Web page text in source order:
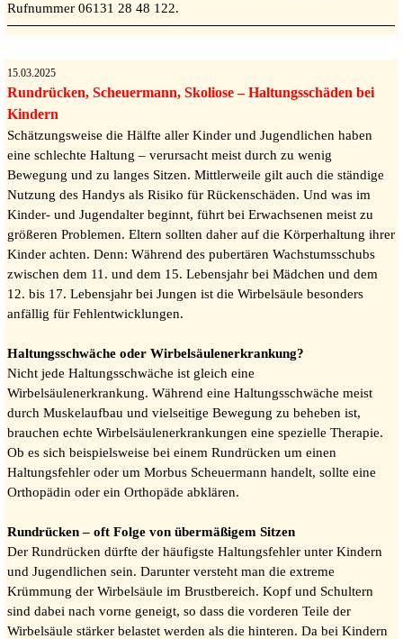
Rufnummer 06131 28 48 122.
15.03.2025
Rundrücken, Scheuermann, Skoliose – Haltungsschäden bei
Kindern
Schätzungsweise die Hälfte aller Kinder und Jugendlichen haben
eine schlechte Haltung – verursacht meist durch zu wenig
Bewegung und zu langes Sitzen. Mittlerweile gilt auch die ständige
Nutzung des Handys als Risiko für Rückenschäden. Und was im
Kinder- und Jugendalter beginnt, führt bei Erwachsenen meist zu
größeren Problemen. Eltern sollten daher auf die Körperhaltung ihrer
Kinder achten. Denn: Während des pubertären Wachstumsschubs
zwischen dem 11. und dem 15. Lebensjahr bei Mädchen und dem
12. bis 17. Lebensjahr bei Jungen ist die Wirbelsäule besonders
anfällig für Fehlentwicklungen.
Haltungsschwäche oder Wirbelsäulenerkrankung?
Nicht jede Haltungsschwäche ist gleich eine
Wirbelsäulenerkrankung. Während eine Haltungsschwäche meist
durch Muskelaufbau und vielseitige Bewegung zu beheben ist,
brauchen echte Wirbelsäulenerkrankungen eine spezielle Therapie.
Ob es sich beispielsweise bei einem Rundrücken um einen
Haltungsfehler oder um Morbus Scheuermann handelt, sollte eine
Orthopädin oder ein Orthopäde abklären.
Rundrücken – oft Folge von übermäßigem Sitzen
Der Rundrücken dürfte der häufigste Haltungsfehler unter Kindern
und Jugendlichen sein. Darunter versteht man die extreme
Krümmung der Wirbelsäule im Brustbereich. Kopf und Schultern
sind dabei nach vorne geneigt, so dass die vorderen Teile der
Wirbelsäule stärker belastet werden als die hinteren. Da bei Kindern